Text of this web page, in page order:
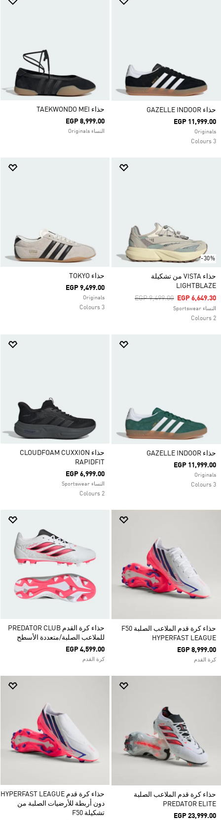
حذاء GAZELLE INDOOR
EGP 11,999.00
Originals
3 Colours
حذاء TAEKWONDO MEI
EGP 8,999.00
النساء Originals
-30%
حذاء VISTA من تشكيلة
LIGHTBLAZE
Price Reduced From
EGP 9,499.00ToEGP 6,649.30
النساء Sportswear
2 Colours
حذاء TOKYO
EGP 9,499.00
Originals
3 Colours
حذاء GAZELLE INDOOR
EGP 11,999.00
Originals
3 Colours
حذاء CLOUDFOAM CUXXION
RAPIDFIT
EGP 6,999.00
النساء Sportswear
2 Colours
حذاء كرة قدم الملاعب الصلبة F50
HYPERFAST LEAGUE
EGP 8,999.00
كرة القدم
حذاء كرة القدم PREDATOR CLUB
للملاعب الصلبة/متعددة الأسطح
EGP 4,599.00
كرة القدم
حذاء كرة قدم الملاعب الصلبة
PREDATOR ELITE
EGP 23,999.00
حذاء كرة قدم HYPERFAST LEAGUE
دون أربطة للأرضيات الصلبة من
تشكيلة F50